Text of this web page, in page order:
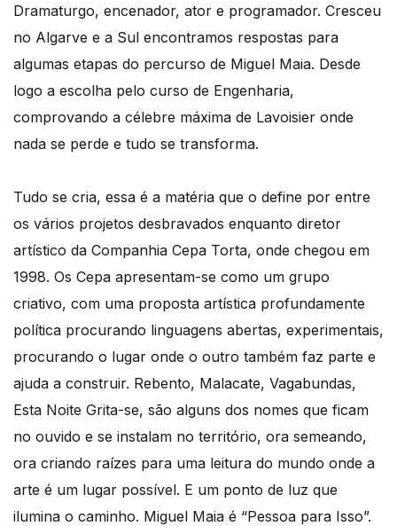
Dramaturgo, encenador, ator e programador. Cresceu
no Algarve e a Sul encontramos respostas para
algumas etapas do percurso de Miguel Maia. Desde
logo a escolha pelo curso de Engenharia,
comprovando a célebre máxima de Lavoisier onde
nada se perde e tudo se transforma.
Tudo se cria, essa é a matéria que o define por entre
os vários projetos desbravados enquanto diretor
artístico da Companhia Cepa Torta, onde chegou em
1998. Os Cepa apresentam-se como um grupo
criativo, com uma proposta artística profundamente
política procurando linguagens abertas, experimentais,
procurando o lugar onde o outro também faz parte e
ajuda a construir. Rebento, Malacate, Vagabundas,
Esta Noite Grita-se, são alguns dos nomes que ficam
no ouvido e se instalam no território, ora semeando,
ora criando raízes para uma leitura do mundo onde a
arte é um lugar possível. E um ponto de luz que
ilumina o caminho. Miguel Maia é “Pessoa para Isso”.